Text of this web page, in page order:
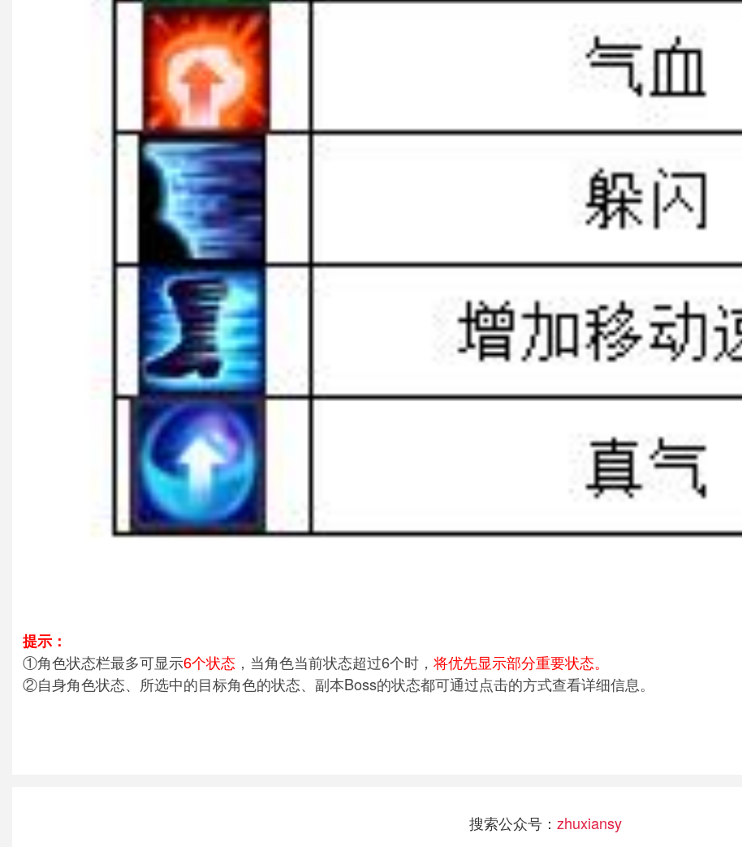
提示：
①角色状态栏最多可显示6个状态 ，当角色当前状态超过6个时， 将优先显示部分重要状态。
②自身角色状态、所选中的目标角色的状态、副本Boss的状态都可通过点击的方式查看详细信息。
搜索公众号： zhuxiansy